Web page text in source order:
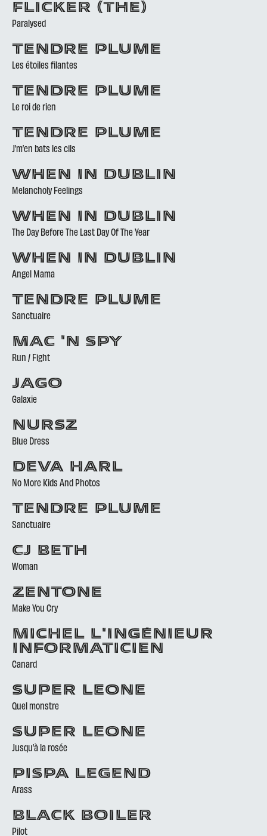
FLICKER (THE)
Paralysed
TENDRE PLUME
Les étoiles filantes
TENDRE PLUME
Le roi de rien
TENDRE PLUME
J’m’en bats les cils
WHEN IN DUBLIN
Melancholy Feelings
WHEN IN DUBLIN
The Day Before The Last Day Of The Year
WHEN IN DUBLIN
Angel Mama
TENDRE PLUME
Sanctuaire
MAC 'N SPY
Run / Fight
JAGO
Galaxie
NURSZ
Blue Dress
DEVA HARL
No More Kids And Photos
TENDRE PLUME
Sanctuaire
CJ BETH
Woman
ZENTONE
Make You Cry
MICHEL L'INGÉNIEUR
INFORMATICIEN
Canard
SUPER LEONE
Quel monstre
SUPER LEONE
Jusqu’à la rosée
PISPA LEGEND
Arass
BLACK BOILER
Pilot